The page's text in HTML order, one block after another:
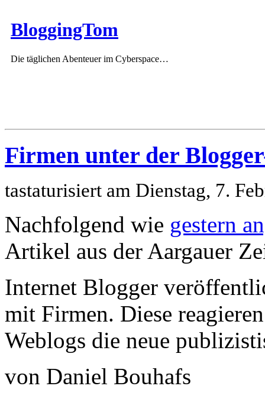
BloggingTom
Die täglichen Abenteuer im Cyberspace…
Firmen unter der
tastaturisiert am Dienstag, 7.
Nachfolgend wie gestern
Artikel aus der Aargauer
Internet Blogger
mit Firmen. Diese
Weblogs die neue
von Daniel Bouhafs